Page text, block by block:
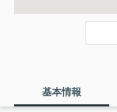
基本情報